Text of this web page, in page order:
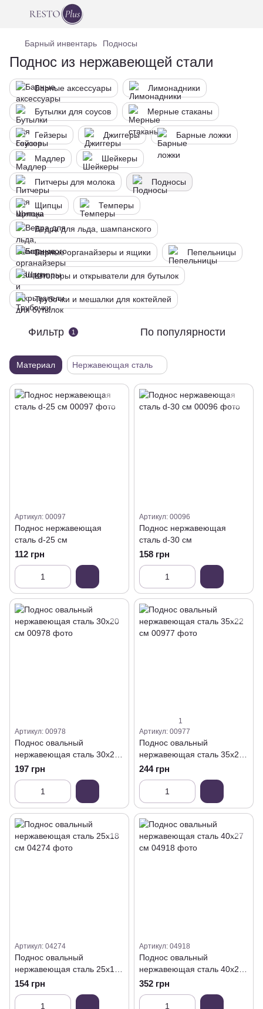
Барный инвентарь Подносы
Поднос из нержавеющей стали
Барные аксессуары Лимонадники
Бутылки для соусов Мерные стаканы
Гейзеры Джиггеры Барные ложки
Мадлер Шейкеры
Питчеры для молока Подносы
Щипцы Темперы
Ведра для льда, шампанского
Барные органайзеры и ящики Пепельницы
Штопоры и открыватели для бутылок
Трубочки и мешалки для коктейлей
Фильтр 1 По популярности
Материал Нержавеющая сталь
Артикул: 00097
Поднос нержавеющая
сталь d-25 см
112 грн
Артикул: 00096
Поднос нержавеющая
сталь d-30 см
158 грн
Артикул: 00978
Поднос овальный
нержавеющая сталь 30х20
см
197 грн
1
Артикул: 00977
Поднос овальный
нержавеющая сталь 35х22
см
244 грн
Артикул: 04274
Поднос овальный
нержавеющая сталь 25х18
см
154 грн
Артикул: 04918
Поднос овальный
нержавеющая сталь 40х27
см
352 грн